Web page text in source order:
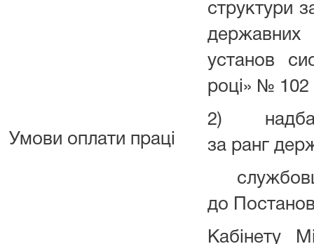
Умови оплати праці
структури
державних
установ
році» № 102
2)
за ранг
службовця
до
Кабінету